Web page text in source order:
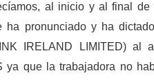
al inicio y al final
ha pronunciado y ha
IRELAND LIMITED) al
ya que la trabajadora no